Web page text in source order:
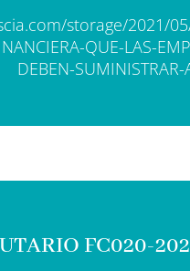
storage/2021/05/
QUE-LAS-
DEBEN-
FC020-